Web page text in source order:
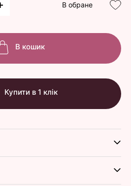
В обране
В кошик
Купити в 1 клік